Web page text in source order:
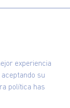
experiencia
su
política has